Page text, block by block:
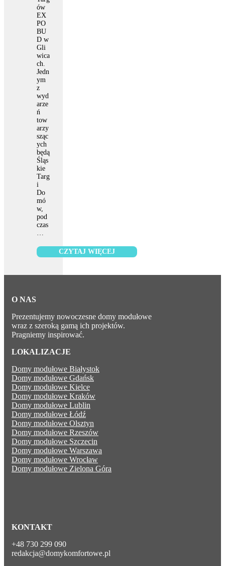
ów
EX
PO
BU
D w
Gli
wica
ch.
Jedn
ym
z
wyd
arze
ń
tow
arzy
sząc
ych
będą
Śląs
kie
Targ
i
Do
mó
w,
pod
czas
O NAS
Prezentujemy nowoczesne domy modułowe
wraz z szeroką gamą ich projektów.
Pragniemy inspirować.
LOKALIZACJE
Domy modułowe Białystok
Domy modułowe Gdańsk
Domy modułowe Kielce
Domy modułowe Kraków
Domy modułowe Lublin
Domy modułowe Łódź
Domy modułowe Olsztyn
Domy modułowe Rzeszów
Domy modułowe Szczecin
Domy modułowe Warszawa
Domy modułowe Wrocław
Domy modułowe Zielona Góra
KONTAKT
+48 730 299 090
redakcja@domykomfortowe.pl